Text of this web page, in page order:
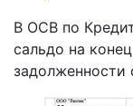
В ОСВ по
сальдо на
задолженности